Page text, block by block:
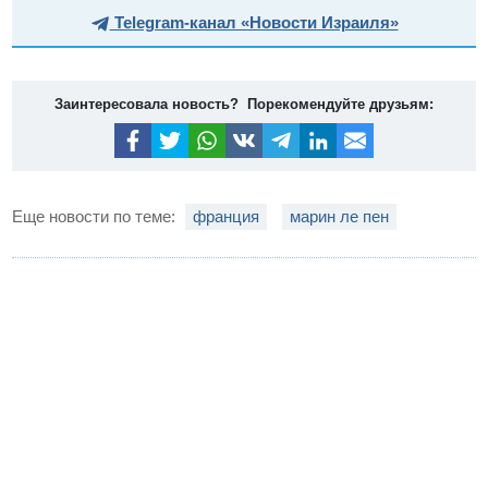
Telegram-канал «Новости Израиля»
Заинтересовала новость? Порекомендуйте друзьям:
Еще новости по теме: франция марин ле пен